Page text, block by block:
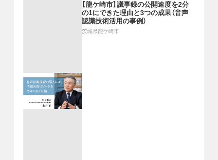
【龍ケ崎市】議事録の公開速度を2分
の1にできた理由と3つの成果（音声
認識技術活用の事例）
茨城県龍ケ崎市